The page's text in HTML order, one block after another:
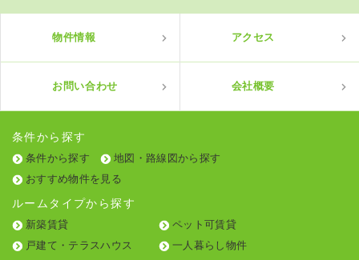
物件情報 アクセス
お問い合わせ 会社概要
条件から探す
条件から探す
地図・路線図から探す
おすすめ物件を見る
ルームタイプから探す
新築賃貸
ペット可賃貸
戸建て・テラスハウス
一人暮らし物件